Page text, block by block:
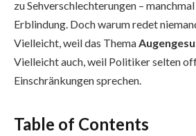
zu Sehverschlechterungen –
Erblindung. Doch warum redet
Vielleicht, weil das Thema
Vielleicht auch, weil Politiker selten
Einschränkungen sprechen.
Table of Contents